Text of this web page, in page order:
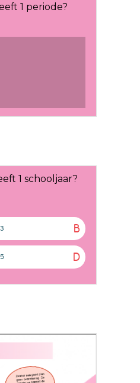
1 periode?
1 schooljaar?
B
3
D
5